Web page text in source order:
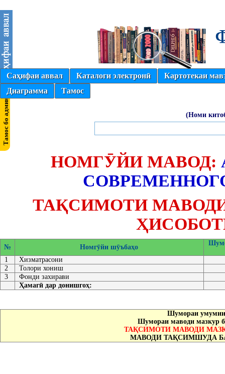
Саҳифаи аввал Каталоги электронӣ
Картотекаи
Диаграмма
Тамос
(Номи
НОМГӮЙИ МАВОД:
ТАҚСИМОТИ
№ Номгӯйи шӯъбаҳо
1
Хизматрасони
2
Толори хониш
3
Фонди захирави
Ҳамагӣ дар донишгоҳ:
Шумораи умумии
Шумораи маводи мазкур
ТАҚСИМОТИ МАВОДИ
МАВОДИ ТАҚСИМШУДА